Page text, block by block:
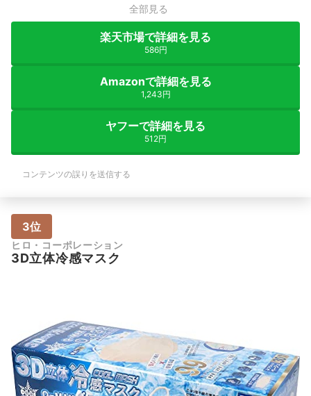
全部見る
楽天市場で詳細を見る
586円
Amazonで詳細を見る
1,243円
ヤフーで詳細を見る
512円
コンテンツの誤りを送信する
3位
ヒロ・コーポレーション
3D立体冷感マスク